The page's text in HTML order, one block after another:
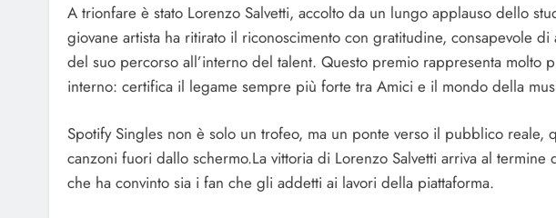
A trionfare è stato Lorenzo Salvetti, accolto da un lungo applauso dello
giovane artista ha ritirato il riconoscimento con gratitudine, consapevole
del suo percorso all’interno del talent. Questo premio rappresenta molto
interno: certifica il legame sempre più forte tra Amici e il mondo della
Spotify Singles non è solo un trofeo, ma un ponte verso il pubblico reale,
canzoni fuori dallo schermo.La vittoria di Lorenzo Salvetti arriva al
che ha convinto sia i fan che gli addetti ai lavori della piattaforma.